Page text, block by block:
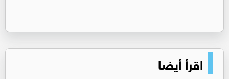
اقرأ أيضا